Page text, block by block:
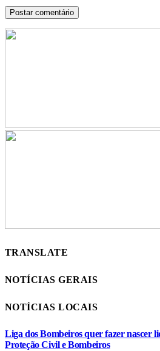
TRANSLATE
NOTÍCIAS GERAIS
NOTÍCIAS LOCAIS
Liga dos Bombeiros quer fazer nascer
Proteção Civil e Bombeiros